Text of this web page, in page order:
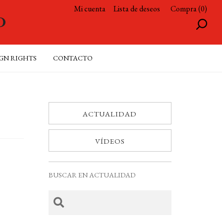
Mi cuenta Lista de deseos Compra (0)
RIGHTS CONTACTO
ACTUALIDAD
VÍDEOS
BUSCAR EN ACTUALIDAD